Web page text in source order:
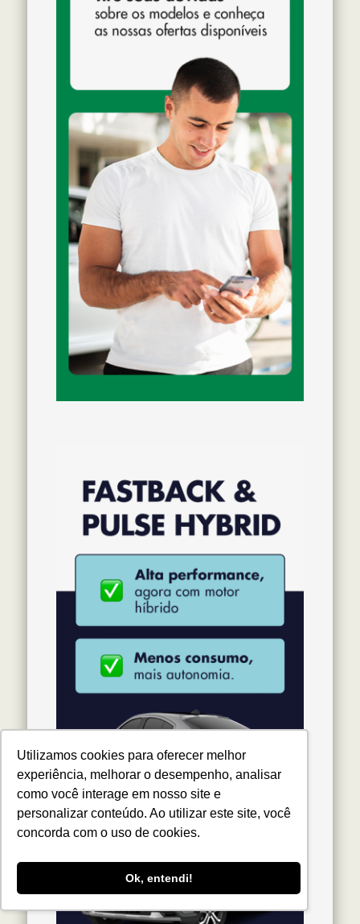
Utilizamos cookies para oferecer melhor
experiência, melhorar o desempenho, analisar
como você interage em nosso site e
personalizar conteúdo. Ao utilizar este site, você
concorda com o uso de cookies.
Ok, entendi!